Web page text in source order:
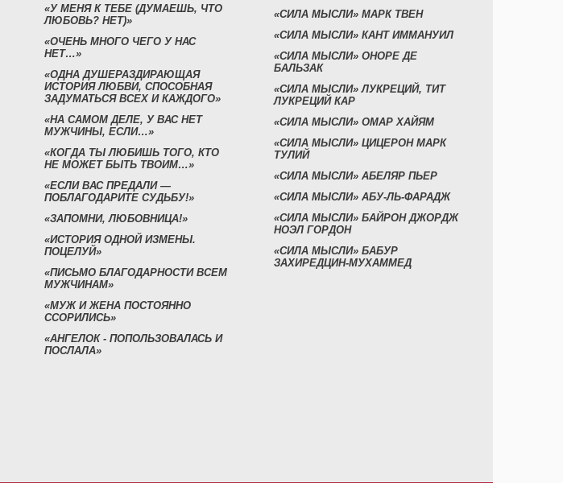
«У МЕНЯ К ТЕБЕ (ДУМАЕШЬ, ЧТО
ЛЮБОВЬ? НЕТ)»
«ОЧЕНЬ МНОГО ЧЕГО У НАС
НЕТ…»
«ОДНА ДУШЕРАЗДИРАЮЩАЯ
ИСТОРИЯ ЛЮБВИ, СПОСОБНАЯ
ЗАДУМАТЬСЯ ВСЕХ И КАЖДОГО»
«НА САМОМ ДЕЛЕ, У ВАС НЕТ
МУЖЧИНЫ, ЕСЛИ…»
«КОГДА ТЫ ЛЮБИШЬ ТОГО, КТО
НЕ МОЖЕТ БЫТЬ ТВОИМ…»
«ЕСЛИ ВАС ПРЕДАЛИ —
ПОБЛАГОДАРИТЕ СУДЬБУ!»
«ЗАПОМНИ, ЛЮБОВНИЦА!»
«ИСТОРИЯ ОДНОЙ ИЗМЕНЫ.
ПОЦЕЛУЙ»
«ПИСЬМО БЛАГОДАРНОСТИ ВСЕМ
МУЖЧИНАМ»
«МУЖ И ЖЕНА ПОСТОЯННО
ССОРИЛИСЬ»
«АНГЕЛОК - ПОПОЛЬЗОВАЛАСЬ И
ПОСЛАЛА»
«СИЛА МЫСЛИ» МАРК ТВЕН
«СИЛА МЫСЛИ» КАНТ ИММАНУИЛ
«СИЛА МЫСЛИ» ОНОРЕ ДЕ
БАЛЬЗАК
«СИЛА МЫСЛИ» ЛУКРЕЦИЙ, ТИТ
ЛУКРЕЦИЙ КАР
«СИЛА МЫСЛИ» ОМАР ХАЙЯМ
«СИЛА МЫСЛИ» ЦИЦЕРОН МАРК
ТУЛИЙ
«СИЛА МЫСЛИ» АБЕЛЯР ПЬЕР
«СИЛА МЫСЛИ» АБУ-ЛЬ-ФАРАДЖ
«СИЛА МЫСЛИ» БАЙРОН ДЖОРДЖ
НОЭЛ ГОРДОН
«СИЛА МЫСЛИ» БАБУР
ЗАХИРЕДЦИН-МУХАММЕД